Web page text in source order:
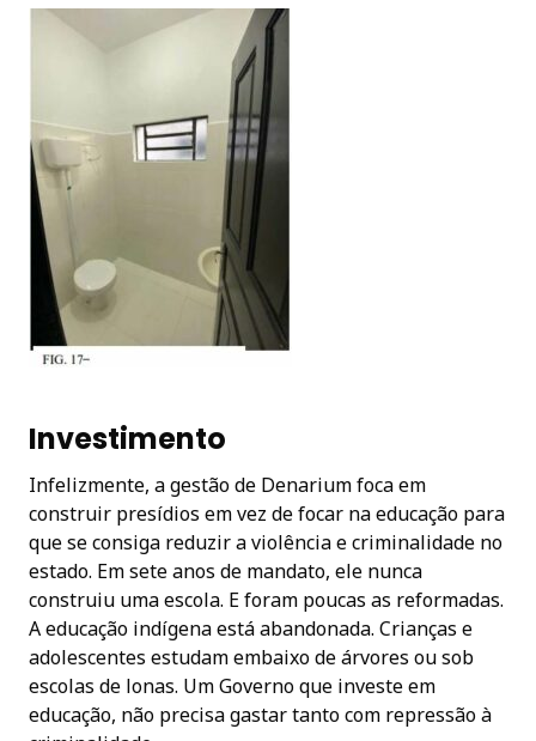
Investimento
Infelizmente, a gestão de Denarium foca em
construir presídios em vez de focar na educação para
que se consiga reduzir a violência e criminalidade no
estado. Em sete anos de mandato, ele nunca
construiu uma escola. E foram poucas as reformadas.
A educação indígena está abandonada. Crianças e
adolescentes estudam embaixo de árvores ou sob
escolas de lonas. Um Governo que investe em
educação, não precisa gastar tanto com repressão à